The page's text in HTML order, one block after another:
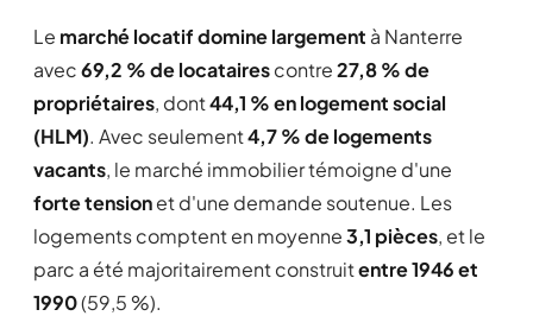
Le marché locatif domine largement à Nanterre
avec69,2 % de locatairescontre27,8 % de
propriétaires, dont44,1 % en logement social
(HLM). Avec seulement4,7 % de logements
vacants, le marché immobilier témoigne d'une
forte tensionet d'une demande soutenue. Les
logements comptent en moyenne3,1 pièces, et le
parc a été majoritairement construitentre 1946 et
1990(59,5 %).